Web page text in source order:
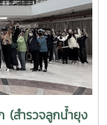
(สำรวจลูกน้ำยุง